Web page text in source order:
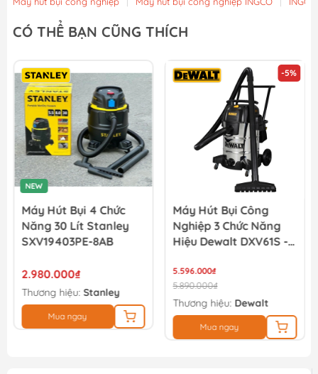
Đầu hút bụi bảng lớn sử dụng cho máy hút bụi Stanley...
368.920₫
Ống cứng, hút bụi làm bằng nhựa tổng hợp sử dụng ch...
220.800₫ 240.000₫
CÓ THỂ BẠN CŨNG THÍCH
NEW
Máy Hút Bụi 4 Chức
Năng 30 Lít Stanley
SXV19403PE-8AB
2.980.000₫
Thương hiệu: Stanley
Mua ngay
-5%
Máy Hút Bụi Công
Nghiệp 3 Chức Năng
Hiệu Dewalt DXV61S -
5.596.000₫
5.890.000₫
Thương hiệu: Dewalt
Mua ngay